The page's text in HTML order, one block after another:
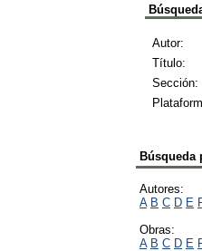
Autor:
Título:
Sección:
Búsqueda
Autores:
A B C D E
Obras:
A B C D E